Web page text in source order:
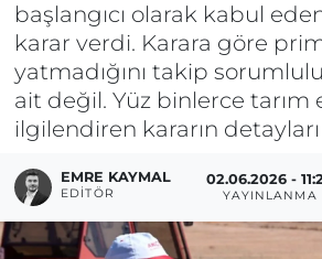
başlangıcı olarak kabul
karar verdi. Karara göre
yatmadığını takip
ait değil. Yüz binlerce tarım
ilgilendiren kararın
EMRE KAYMAL
EDITÖR
02.06.2026 -
YAYINLANMA